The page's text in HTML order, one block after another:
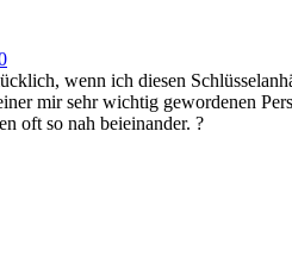
wenn ich diesen
mir sehr wichtig gewordenen
oft so nah beieinander. ?